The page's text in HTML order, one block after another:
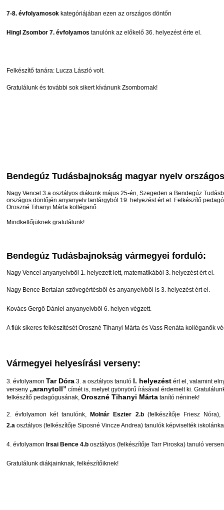
7-8. évfolyamosok kategóriájában ezen az országos döntőn
Hingl Zsombor 7. évfolyamos tanulónk az előkelő 36. helyezést érte el.
Felkészítő tanára: Lucza László volt.
Gratulálunk és további sok sikert kívánunk Zsombornak!
Bendegúz Tudásbajnokság magyar nyelv
Nagy Vencel 3.a osztályos diákunk május 25-én, Szegeden a Bendegúz
országos döntőjén anyanyelv tantárgyból 19. helyezést ért el. Felkészítő
Oroszné Tihanyi Márta kolléganő.
Mindkettőjüknek gratulálunk!
Bendegúz Tudásbajnokság vármegyei forduló:
Nagy Vencel anyanyelvből 1. helyezett lett, matematikából 3. helyezést ért el.
Nagy Bence Bertalan szövegértésből és anyanyelvből is 3. helyezést ért el.
Kovács Gergő Dániel anyanyelvből 6. helyen végzett.
A fiúk sikeres felkészítését Oroszné Tihanyi Márta és Vass Renáta kolléganők
Vármegyei helyesírási verseny:
3. évfolyamon Tar Dóra 3. a osztályos tanuló I. helyezést ért el, valamint
verseny „aranytoll” címét is, melyet gyönyörű írásával érdemelt ki.
felkészítő pedagógusának, Oroszné Tihanyi Márta tanító néninek!
2. évfolyamon két tanulónk, Molnár Eszter 2.b (felkészítője Friesz Nóra),
2.a osztályos (felkészítője Siposné Vincze Andrea) tanulók képviselték
4. évfolyamon Irsai Bence 4.b osztályos (felkészítője Tarr Piroska) tanuló
Gratulálunk diákjainknak, felkészítőiknek!